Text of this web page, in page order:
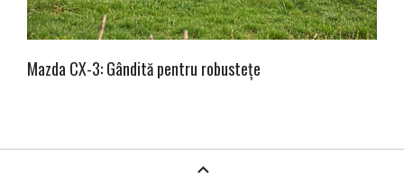
Mazda CX-3: Gândită pentru robustețe